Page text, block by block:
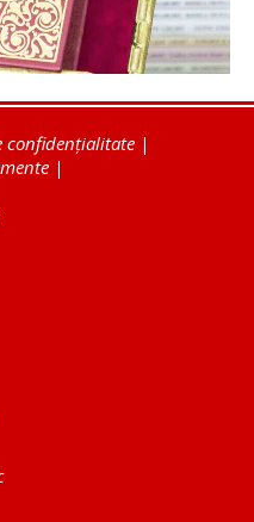
confidențialitate |
|